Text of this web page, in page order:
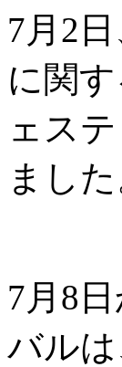
7月2
に関
ェス
ました
7月8
バル